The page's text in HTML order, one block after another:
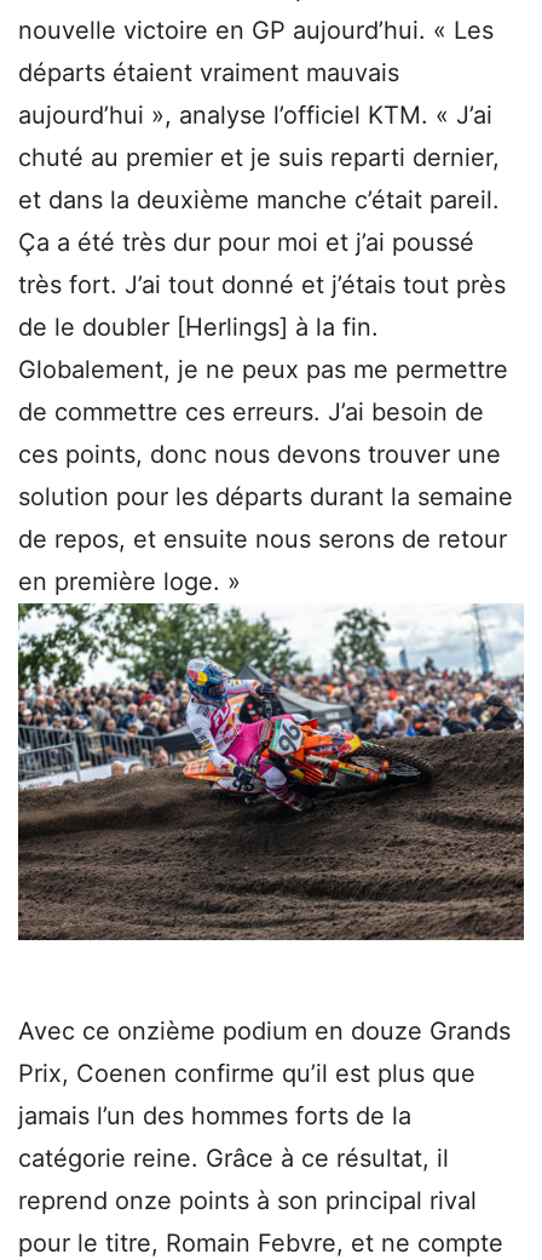
nouvelle victoire en GP aujourd’hui. « Les
départs étaient vraiment mauvais
aujourd’hui », analyse l’officiel KTM. « J’ai
chuté au premier et je suis reparti dernier,
et dans la deuxième manche c’était pareil.
Ça a été très dur pour moi et j’ai poussé
très fort. J’ai tout donné et j’étais tout près
de le doubler [Herlings] à la fin.
Globalement, je ne peux pas me permettre
de commettre ces erreurs. J’ai besoin de
ces points, donc nous devons trouver une
solution pour les départs durant la semaine
de repos, et ensuite nous serons de retour
en première loge. »
Avec ce onzième podium en douze Grands
Prix, Coenen confirme qu’il est plus que
jamais l’un des hommes forts de la
catégorie reine. Grâce à ce résultat, il
reprend onze points à son principal rival
pour le titre, Romain Febvre, et ne compte